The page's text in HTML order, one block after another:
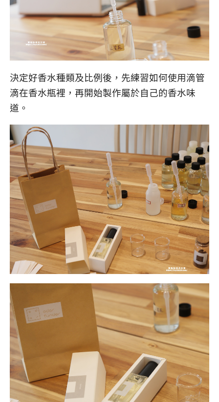
決定好香水種類及比例後，先練習如何使用滴管
滴在香水瓶裡，再開始製作屬於自己的香水味
道。